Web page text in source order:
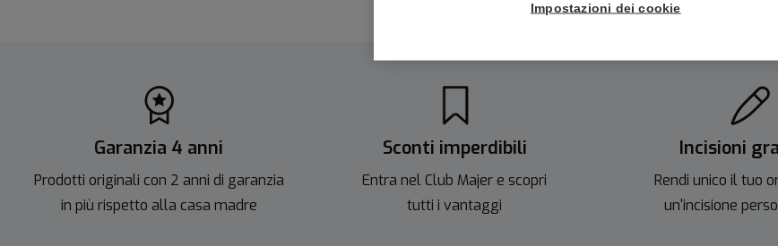
Impostazioni dei cookie
Garanzia 4 anni
Prodotti originali con 2 anni di garanzia
in più rispetto alla casa madre
Sconti imperdibili
Entra nel Club Majer e scopri
tutti i vantaggi
Incisioni
Rendi unico il tuo
un'incisione